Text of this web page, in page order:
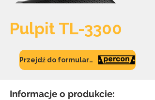
Pulpit TL-3300
Przejdź do formularza
Informacje o produkcie: